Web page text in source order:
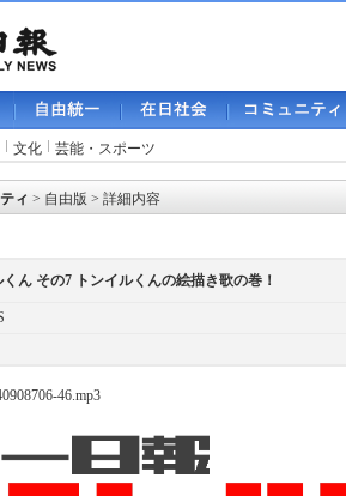
文化 芸能・スポーツ
ィ > 自由版 > 詳細内容
くん その7 トンイルくんの絵描き歌の巻！
46.mp3